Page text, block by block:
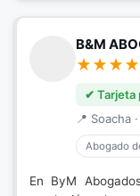
B&M
✔ Tarjeta
📍 Soacha
Abogado
En ByM